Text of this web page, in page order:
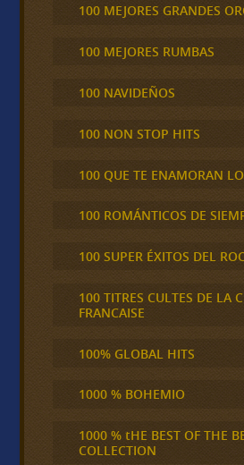
100 MEJORES GRANDES
100 MEJORES RUMBAS
100 NAVIDEÑOS
100 NON STOP HITS
100 QUE TE ENAMORAN
100 ROMÁNTICOS DE
100 SUPER ÉXITOS DEL
100 TITRES CULTES DE LA
FRANCAISE
100% GLOBAL HITS
1000 % BOHEMIO
1000 % tHE BEST OF THE
COLLECTION